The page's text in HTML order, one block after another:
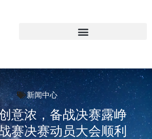
新闻中心
意浓，备战决赛露峥
决赛动员大会顺利